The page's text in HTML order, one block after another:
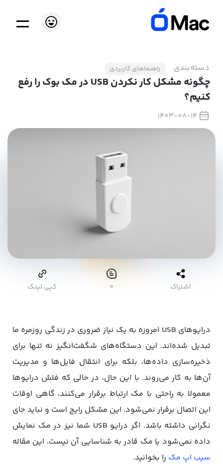
دسته‌بندی راهنماهای کاربردی
چگونه مشکل کار نکردن USB در مک بوک را رفع
کنیم؟
1403-08-14
اشتراک ۰ کپی لینک
درایوهای USB امروزه به یک نیاز ضروری در زندگی روزمره ما
تبدیل شده‌اند. این دستگاه‌های شگفت‌انگیز نه تنها برای
ذخیره‌سازی داده‌ها، بلکه برای انتقال فایل‌ها و مدیریت
آن‌ها به کار می‌روند. با این حال، در حالی که فلش درایوها
معمولا به راحتی با مک ارتباط برقرار می‌کنند، گاهی اوقات
این اتصال برقرار نمی‌شود. این مشکل رایج است و نباید جای
نگرانی داشته باشد. اگر درایو USB شما نیز در مک نمایش
داده نمی‌شود یا مک قادر به شناسایی آن نیست، این مقاله
سیب اپ مک را بخوانید.